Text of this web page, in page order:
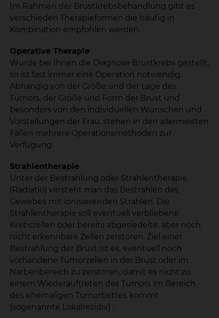
Im Rahmen der Brustkrebsbehandlung gibt es
verschieden Therapieformen die häufig in
Kombination empfohlen werden.
Operative Therapie
Wurde bei Ihnen die Diagnose Brustkrebs gestellt,
so ist fast immer eine Operation notwendig.
Abhängig von der Größe und der Lage des
Tumors, der Größe und Form der Brust und
besonders von den individuellen Wünschen und
Vorstellungen der Frau, stehen in den allermeisten
Fällen mehrere Operationsmethoden zur
Verfügung.
Strahlentherapie
Unter der Bestrahlung oder Strahlentherapie
(Radiatio) versteht man das Bestrahlen des
Gewebes mit ionisierenden Strahlen. Die
Strahlentherapie soll eventuell verbliebene
Krebszellen oder bereits abgesiedelte, aber noch
nicht erkennbare Zellen zerstören. Ziel einer
Bestrahlung der Brust ist es, eventuell noch
vorhandene Tumorzellen in der Brust oder im
Narbenbereich zu zerstören, damit es nicht zu
einem Wiederauftreten des Tumors im Bereich
des ehemaligen Tumorbettes kommt
(sogenannte Lokalrezidiv) .